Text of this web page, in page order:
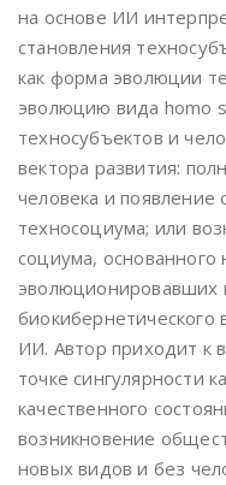
на основе ИИ
становления
как форма эволюции
эволюцию вида homo
техносубъектов и
вектора развития:
человека и
техносоциума; или
социума, основанного
эволюционировавших
биокибернетического
ИИ. Автор приходит к
точке сингулярности
качественного
возникновение
новых видов и без